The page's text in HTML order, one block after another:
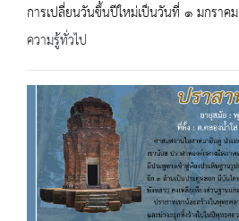
การเปลี่ยนวันขึ้นปีใหม่เป็นวันที่ ๑ มกราคม
ความรู้ทั่วไป